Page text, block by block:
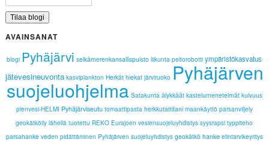
AVAINSANAT
blogi Pyhäjärvi selkämerenkansallispuisto liikunta peltorobotti ympäristökasvatus
jätevesineuvonta kasviplankton Herkät hiekat järviruoko Pyhäjärven
suojeluohjelma Satakunta älykkäät kastelumenetelmät kuivuus
pienvesi-HELMI Pyhäjärviseutu tomaattipasta herkkutattifani maankäyttö parsanviljely
geokätköily lähellä tuotettu REKO Eurajoen vesiensuojeluyhdistys syysrapsi typpiteho
parsahanke veden pidättäminen Pyhäjärven suojeluyhdistys geokätkö hanke elintarvikeyritys